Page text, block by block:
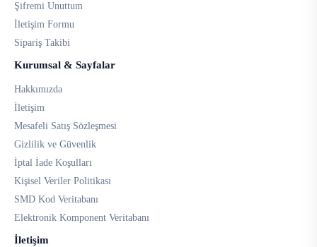
Şifremi Unuttum
İletişim Formu
Sipariş Takibi
Kurumsal & Sayfalar
Hakkımızda
İletişim
Mesafeli Satış Sözleşmesi
Gizlilik ve Güvenlik
İptal İade Koşulları
Kişisel Veriler Politikası
SMD Kod Veritabanı
Elektronik Komponent Veritabanı
İletişim